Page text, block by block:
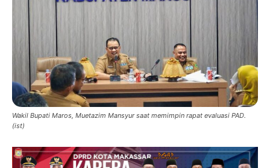
Wakil Bupati Maros, Muetazim Mansyur saat memimpin rapat evaluasi PAD.
(ist)